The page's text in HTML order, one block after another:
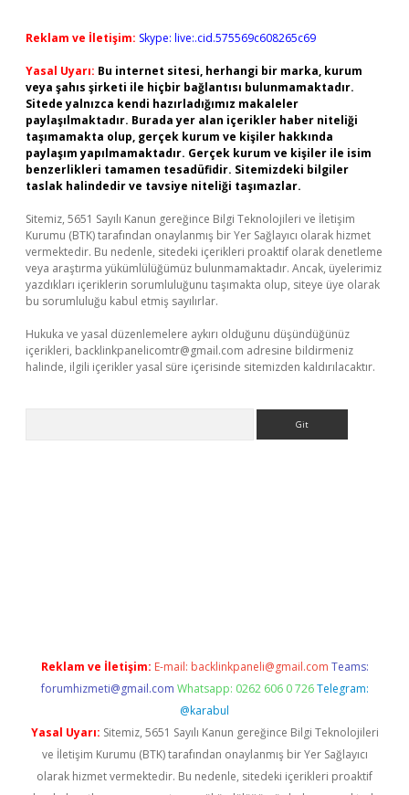
Reklam ve İletişim: Skype: live:.cid.575569c608265c69
Yasal Uyarı: Bu internet sitesi, herhangi bir marka, kurum
veya şahıs şirketi ile hiçbir bağlantısı bulunmamaktadır.
Sitede yalnızca kendi hazırladığımız makaleler
paylaşılmaktadır. Burada yer alan içerikler haber niteliği
taşımamakta olup, gerçek kurum ve kişiler hakkında
paylaşım yapılmamaktadır. Gerçek kurum ve kişiler ile isim
benzerlikleri tamamen tesadüfidir. Sitemizdeki bilgiler
taslak halindedir ve tavsiye niteliği taşımazlar.
Sitemiz, 5651 Sayılı Kanun gereğince Bilgi Teknolojileri ve İletişim
Kurumu (BTK) tarafından onaylanmış bir Yer Sağlayıcı olarak hizmet
vermektedir. Bu nedenle, sitedeki içerikleri proaktif olarak denetleme
veya araştırma yükümlülüğümüz bulunmamaktadır. Ancak, üyelerimiz
yazdıkları içeriklerin sorumluluğunu taşımakta olup, siteye üye olarak
bu sorumluluğu kabul etmiş sayılırlar.
Hukuka ve yasal düzenlemelere aykırı olduğunu düşündüğünüz
içerikleri, backlinkpanelicomtr@gmail.com adresine bildirmeniz
halinde, ilgili içerikler yasal süre içerisinde sitemizden kaldırılacaktır.
Reklam ve İletişim: E-mail: backlinkpaneli@gmail.com Teams:
forumhizmeti@gmail.com Whatsapp: 0262 606 0 726 Telegram:
@karabul
Yasal Uyarı: Sitemiz, 5651 Sayılı Kanun gereğince Bilgi Teknolojileri
ve İletişim Kurumu (BTK) tarafından onaylanmış bir Yer Sağlayıcı
olarak hizmet vermektedir. Bu nedenle, sitedeki içerikleri proaktif